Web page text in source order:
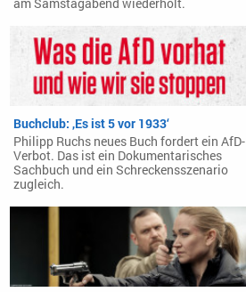
am Samstagabend wiederholt.
Buchclub: ‚Es ist 5 vor 1933‘
Philipp Ruchs neues Buch fordert ein AfD-
Verbot. Das ist ein Dokumentarisches
Sachbuch und ein Schreckensszenario
zugleich.